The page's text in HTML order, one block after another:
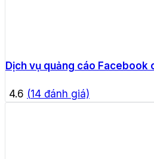
Dịch vụ quảng cáo Facebook
4.6 (14 đánh giá)